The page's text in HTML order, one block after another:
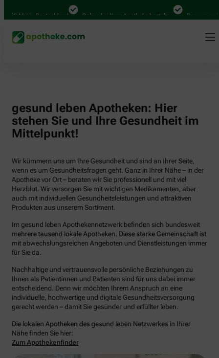
Mal in Deutschland Online bei Ihrer Apotheke bestellen Bequem
gesund leben Apotheken: Hier
stehen Sie und Ihre Gesundheit im
Mittelpunkt!
Wir kümmern uns um Ihre Gesundheit und sind an Ihrer Seite,
wenn es um Gesundheitsfragen geht. Ganz in Ihrer Nähe – in der
Apotheke vor Ort – beraten wir Sie professionell und mit viel
Herzblut. Wir versorgen Sie mit wichtigen Medikamenten, aber
auch mit individuellen Gesundheitsleistungen und attraktiven
Produkten aus unserem Sortiment.
Im gesund leben Apothekennetzwerk befinden sich bundesweit
mehrere tausend lokale Apotheken. Diese starke Gemeinschaft ist
mit abwechslungsreichen Angeboten und Dienstleistungen immer
für Sie da.
Nachhaltige und vertrauensvolle persönliche Beziehungen zu
Ihnen als Patientinnen und Patienten sind für uns dabei immer
entscheidend. Denn wir möchten Ihrem Anspruch an eine
individuelle, hochwertige und digitale Gesundheitsversorgung
gerecht werden – damit Sie gesünder und erfüllter leben.
Die lokalen Apotheken des gesund leben Netzwerkes in Ihrer
Nähe finden Sie hier:
Zum Apothekenfinder